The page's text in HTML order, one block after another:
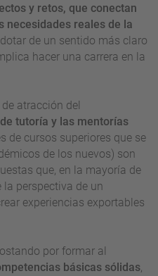
y retos, que conectan
necesidades reales de la
de un sentido más claro
hacer una carrera en la
atracción del
tutoría y las mentorías
de cursos superiores que se
de los nuevos) son
que, en la mayoría de
la perspectiva de un
experiencias exportables
por formar al
básicas sólidas,